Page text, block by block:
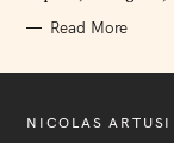
Read More
NICOLAS ARTUSI